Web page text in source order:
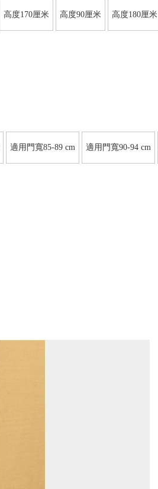
高度170厘米 高度90厘米 高度180厘米
適用門寬85-89 cm 適用門寬90-94 cm